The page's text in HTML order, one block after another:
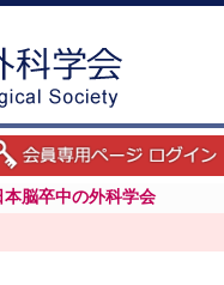
本脳卒中の外科学会